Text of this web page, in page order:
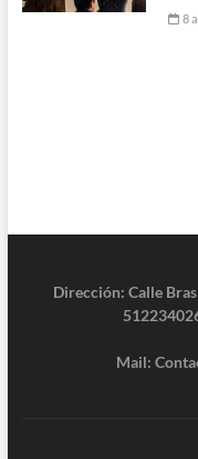
8
Dirección: Calle
Mail: